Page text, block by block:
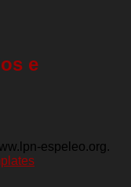
e
espeleo.org.